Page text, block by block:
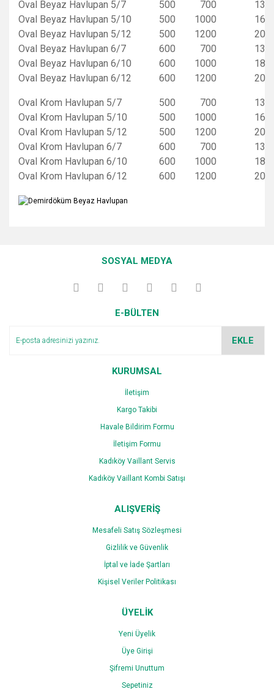
Oval Beyaz Havlupan 5/7 500 700
13
Oval Beyaz Havlupan 5/10
500 1000
16
Oval Beyaz Havlupan 5/12
500 1200
20
Oval Beyaz Havlupan 6/7
600 700
13
Oval Beyaz Havlupan 6/10
600 1000
18
Oval Beyaz Havlupan 6/12
600 1200 20
Oval Krom Havlupan 5/7 500 700
13
Oval Krom Havlupan 5/10
500 1000
16
Oval Krom Havlupan 5/12
500 1200
20
Oval Krom Havlupan 6/7
600 700
13
Oval Krom Havlupan 6/10
600 1000
18
Oval Krom Havlupan 6/12
600 1200 20
Yorum Yaz
Görüş ve önerileriniz için teşekkür ederiz.
Ürün açıklamasında eksik bilgiler bulunuyor.
Bu ürüne benzer farklı alternatifler olmalı.
Gönder
SOSYAL MEDYA
E-BÜLTEN
EKLE
KURUMSAL
İletişim
Kargo Takibi
Havale Bildirim Formu
İletişim Formu
Kadıköy Vaillant Servis
Kadıköy Vaillant Kombi Satışı
ALIŞVERİŞ
Mesafeli Satış Sözleşmesi
Gizlilik ve Güvenlik
İptal ve İade Şartları
Kişisel Veriler Politikası
ÜYELİK
Yeni Üyelik
Üye Girişi
Şifremi Unuttum
Sepetiniz